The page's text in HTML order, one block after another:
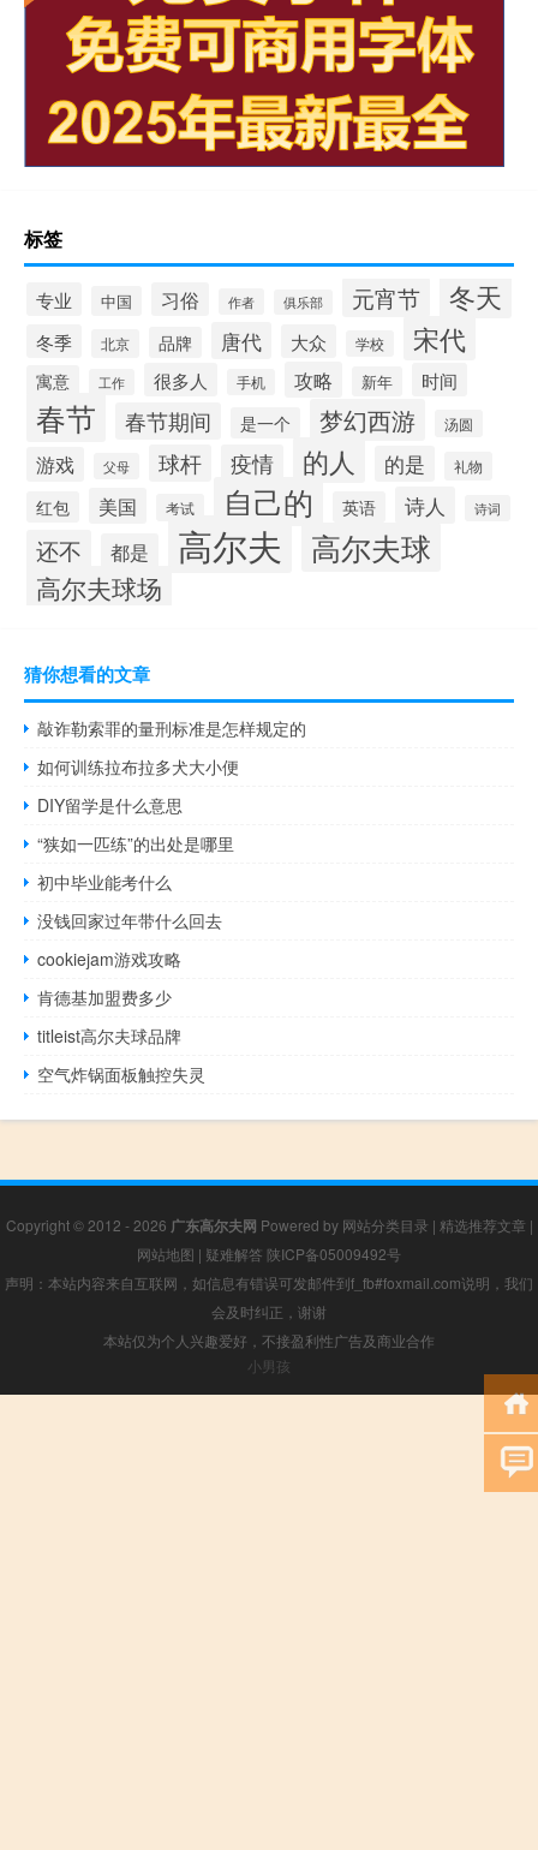
标签
专业 中国 习俗 作者 俱乐部 元宵节 冬天
冬季 北京 品牌 唐代 大众 学校 宋代
寓意 工作 很多人 手机 攻略 新年 时间
春节 春节期间 是一个 梦幻西游 汤圆
游戏 父母 球杆 疫情 的人 的是 礼物
红包 美国 考试 自己的 英语 诗人 诗词
还不 都是 高尔夫 高尔夫球
高尔夫球场
猜你想看的文章
敲诈勒索罪的量刑标准是怎样规定的
如何训练拉布拉多犬大小便
DIY留学是什么意思
“狭如一匹练”的出处是哪里
初中毕业能考什么
没钱回家过年带什么回去
cookiejam游戏攻略
肯德基加盟费多少
titleist高尔夫球品牌
空气炸锅面板触控失灵
Copyright © 2012 - 2026 广东高尔夫网 Powered by 网站分类目录 | 精选推荐文章 |
网站地图 | 疑难解答 陕ICP备05009492号
声明：本站内容来自互联网，如信息有错误可发邮件到f_fb#foxmail.com说明，我们
会及时纠正，谢谢
本站仅为个人兴趣爱好，不接盈利性广告及商业合作
小男孩